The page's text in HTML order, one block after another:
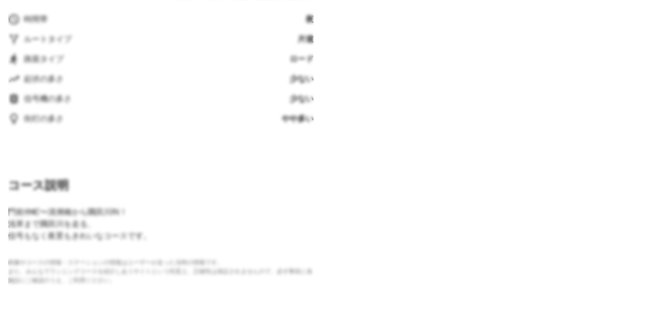
時間帯 夜
ルートタイプ 片道
路面タイプ ロード
起伏の多さ 少ない
信号機の多さ 少ない
街灯の多さ やや多い
コース説明
門前仲町〜清洲橋から隅田川IN！
浅草まで隅田川を走る、
信号もなく夜景もきれいなコースです。
画像やコースの情報・ステーションの情報はユーザーが走った当時の情報です。
また、みんなでランニングコースを紹介しあうサイトという性質上、正確性は保証されませんので、必ず事前に各
施設にご確認のうえ、ご利用ください。